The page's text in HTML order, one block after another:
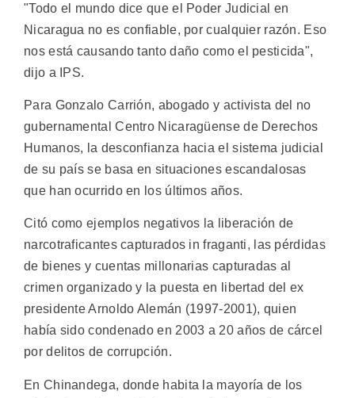
"Todo el mundo dice que el Poder Judicial en
Nicaragua no es confiable, por cualquier razón. Eso
nos está causando tanto daño como el pesticida",
dijo a IPS.
Para Gonzalo Carrión, abogado y activista del no
gubernamental Centro Nicaragüense de Derechos
Humanos, la desconfianza hacia el sistema judicial
de su país se basa en situaciones escandalosas
que han ocurrido en los últimos años.
Citó como ejemplos negativos la liberación de
narcotraficantes capturados in fraganti, las pérdidas
de bienes y cuentas millonarias capturadas al
crimen organizado y la puesta en libertad del ex
presidente Arnoldo Alemán (1997-2001), quien
había sido condenado en 2003 a 20 años de cárcel
por delitos de corrupción.
En Chinandega, donde habita la mayoría de los